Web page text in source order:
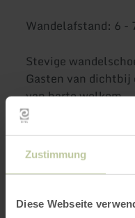
Zustimmung
Diese Webseite
Wandelafstand: 6 -
Stevige
Gasten van
van harte welkom.
Wandelgids:
57880091
Meer informatie: